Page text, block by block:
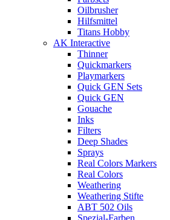
Oilbrusher
Hilfsmittel
Titans Hobby
AK Interactive
Thinner
Quickmarkers
Playmarkers
Quick GEN Sets
Quick GEN
Gouache
Inks
Filters
Deep Shades
Sprays
Real Colors Markers
Real Colors
Weathering
Weathering Stifte
ABT 502 Oils
Spezial-Farben